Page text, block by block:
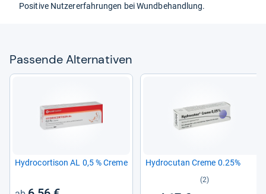
Posi­tive Nut­ze­rer­fah­run­gen bei Wund­be­hand­lung.
Pas­sende Alter­na­ti­ven
Hydro­cor­ti­son AL 0,5 % Creme Hydro­cu­tan Creme 0.25%
(2)